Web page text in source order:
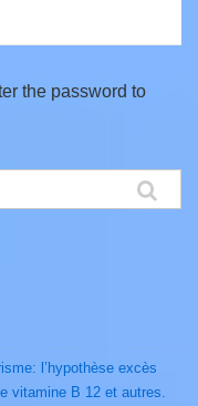
the password to
l’hypothèse excès
vitamine B 12 et autres.